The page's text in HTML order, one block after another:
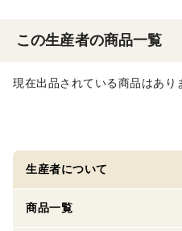
この生産者の商品一覧
現在出品されている商品はあり
生産者について
商品一覧